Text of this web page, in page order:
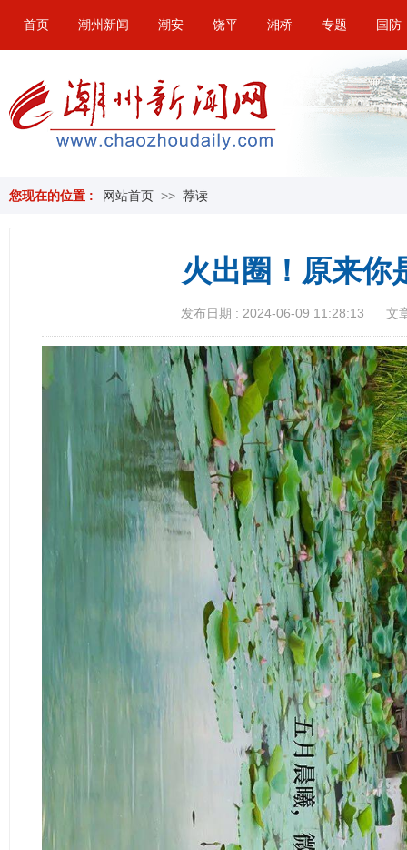
首页 潮州新闻 潮安 饶平 湘桥 专题 国防
您现在的位置 : 网站首页 >> 荐读
火出圈！原来你
发布日期 : 2024-06-09 11:28:13 文